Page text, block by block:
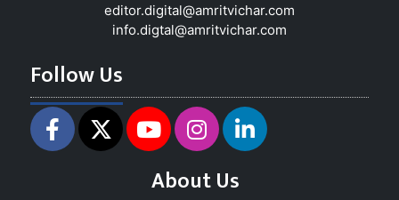
editor.digital@amritvichar.com
info.digtal@amritvichar.com
Follow Us
About Us